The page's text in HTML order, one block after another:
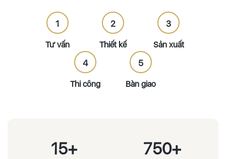
1
Tư vấn
2
Thiết kế
3
Sản xuất
4
Thi công
5
Bàn giao
15+ 750+